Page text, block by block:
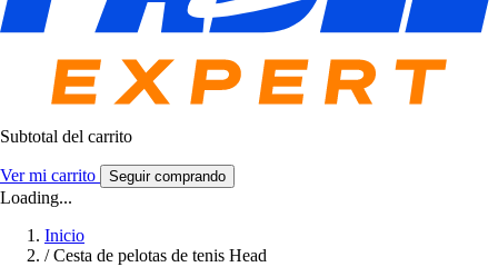
Subtotal del carrito
Ver mi carrito Seguir comprando
Loading...
Inicio
/ Cesta de pelotas de tenis Head